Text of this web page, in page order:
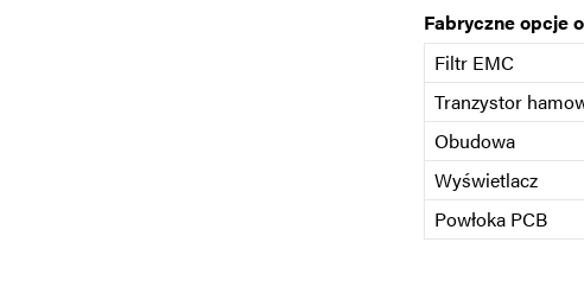
Fabryczne opcje
Filtr EMC
Tranzystor
Obudowa
Wyświetlacz
Powłoka PCB